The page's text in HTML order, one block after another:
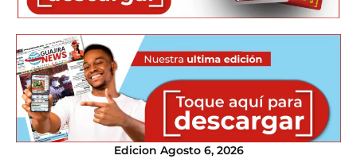
Edicion Agosto 6, 2026